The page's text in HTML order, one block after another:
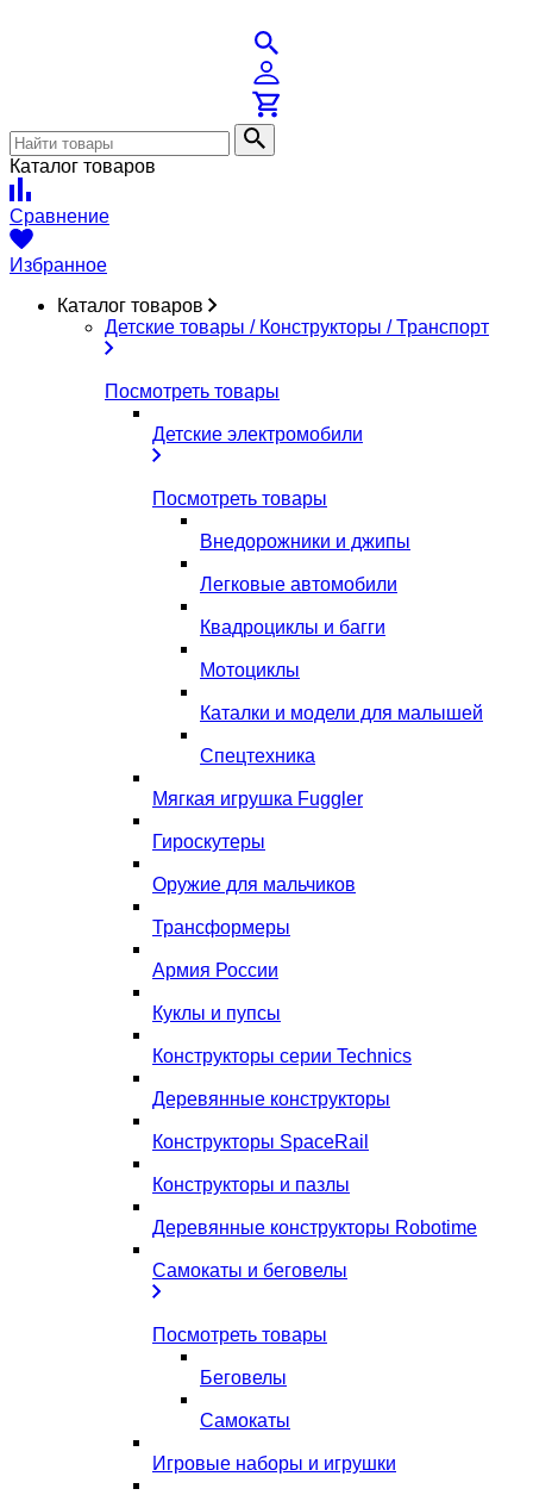
Каталог товаров
Сравнение
Избранное
Каталог товаров
Детские товары / Конструкторы / Транспорт
Посмотреть товары
Детские электромобили
Посмотреть товары
Внедорожники и джипы
Легковые автомобили
Квадроциклы и багги
Мотоциклы
Каталки и модели для малышей
Спецтехника
Мягкая игрушка Fuggler
Гироскутеры
Оружие для мальчиков
Трансформеры
Армия России
Куклы и пупсы
Конструкторы серии Technics
Деревянные конструкторы
Конструкторы SpaceRail
Конструкторы и пазлы
Деревянные конструкторы Robotime
Самокаты и беговелы
Посмотреть товары
Беговелы
Самокаты
Игровые наборы и игрушки